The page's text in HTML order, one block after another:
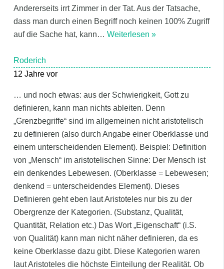
Andererseits irrt Zimmer in der Tat. Aus der Tatsache,
dass man durch einen Begriff noch keinen 100% Zugriff
auf die Sache hat, kann… Weiterlesen »
Roderich
12 Jahre vor
… und noch etwas: aus der Schwierigkeit, Gott zu
definieren, kann man nichts ableiten. Denn
„Grenzbegriffe“ sind im allgemeinen nicht aristotelisch
zu definieren (also durch Angabe einer Oberklasse und
einem unterscheidenden Element). Beispiel: Definition
von „Mensch“ im aristotelischen Sinne: Der Mensch ist
ein denkendes Lebewesen. (Oberklasse = Lebewesen;
denkend = unterscheidendes Element). Dieses
Definieren geht eben laut Aristoteles nur bis zu der
Obergrenze der Kategorien. (Substanz, Qualität,
Quantität, Relation etc.) Das Wort „Eigenschaft“ (i.S.
von Qualität) kann man nicht näher definieren, da es
keine Oberklasse dazu gibt. Diese Kategorien waren
laut Aristoteles die höchste Einteilung der Realität. Ob